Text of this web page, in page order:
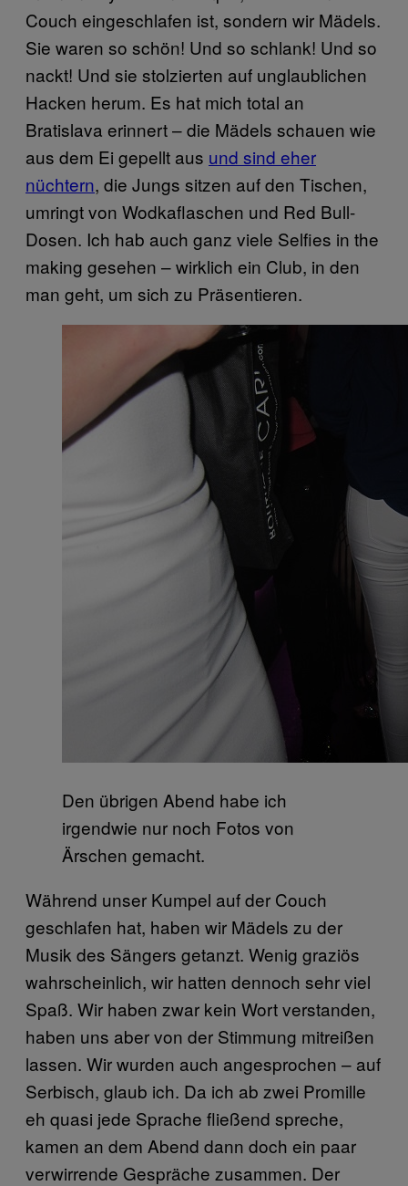
Couch eingeschlafen ist, sondern wir Mädels.
Sie waren so schön! Und so schlank! Und so
nackt! Und sie stolzierten auf unglaublichen
Hacken herum. Es hat mich total an
Bratislava erinnert – die Mädels schauen wie
aus dem Ei gepellt aus und sind eher
nüchtern, die Jungs sitzen auf den Tischen,
umringt von Wodkaflaschen und Red Bull-
Dosen. Ich hab auch ganz viele Selfies in the
making gesehen – wirklich ein Club, in den
man geht, um sich zu Präsentieren.
Den übrigen Abend habe ich
irgendwie nur noch Fotos von
Ärschen gemacht.
Während unser Kumpel auf der Couch
geschlafen hat, haben wir Mädels zu der
Musik des Sängers getanzt. Wenig graziös
wahrscheinlich, wir hatten dennoch sehr viel
Spaß. Wir haben zwar kein Wort verstanden,
haben uns aber von der Stimmung mitreißen
lassen. Wir wurden auch angesprochen – auf
Serbisch, glaub ich. Da ich ab zwei Promille
eh quasi jede Sprache fließend spreche,
kamen an dem Abend dann doch ein paar
verwirrende Gespräche zusammen. Der